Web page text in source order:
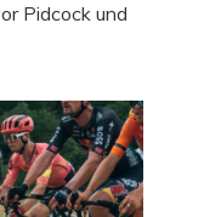
Pidcock und